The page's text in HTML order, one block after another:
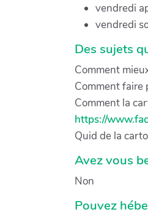
vendredi
vendredi
Des sujets
Comment
Comment
Comment la
https://
Quid de la
Avez vous
Non
Pouvez